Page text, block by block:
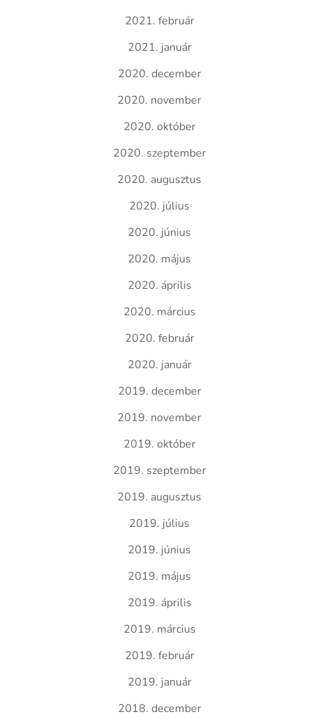
2021. február
2021. január
2020. december
2020. november
2020. október
2020. szeptember
2020. augusztus
2020. július
2020. június
2020. május
2020. április
2020. március
2020. február
2020. január
2019. december
2019. november
2019. október
2019. szeptember
2019. augusztus
2019. július
2019. június
2019. május
2019. április
2019. március
2019. február
2019. január
2018. december